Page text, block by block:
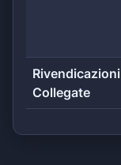
Rivendicazioni
Collegate